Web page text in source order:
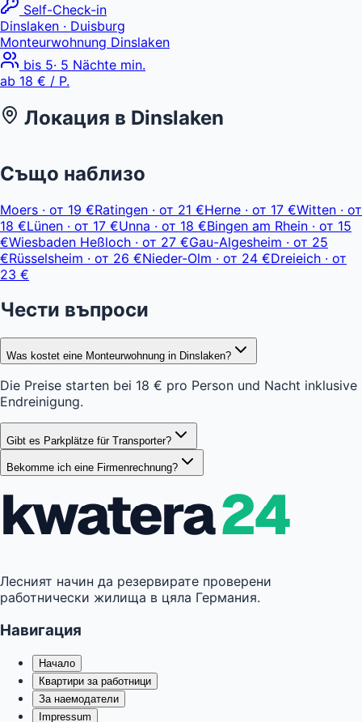
Self-Check-in
Dinslaken · Duisburg
Monteurwohnung Dinslaken
bis 5· 5 Nächte min.
ab 18 € / P.
Локация в Dinslaken
+
Също наблизо
Moers · от 19 €Ratingen · от 21 €Herne · от 17 €Witten · от
18 €Lünen · от 17 €Unna · от 18 €Bingen am Rhein · от 15
€Wiesbaden Heßloch · от 27 €Gau-Algesheim · от 25
€Rüsselsheim · от 26 €Nieder-Olm · от 24 €Dreieich · от
23 €
Чести въпроси
Was kostet eine Monteurwohnung in Dinslaken?
Die Preise starten bei 18 € pro Person und Nacht inklusive
Endreinigung.
Gibt es Parkplätze für Transporter?
Bekomme ich eine Firmenrechnung?
kwatera24
Лесният начин да резервирате проверени
работнически жилища в цяла Германия.
Навигация
Начало
Квартири за работници
За наемодатели
Impressum